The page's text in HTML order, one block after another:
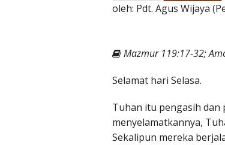
oleh: Pdt. Agus Wijaya
Mazmur 119:17-32;
Selamat hari Selasa.
Tuhan itu pengasih dan
menyelamatkannya,
Sekalipun mereka